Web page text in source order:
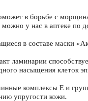
в борьбе с
у нас в аптеке по
в составе маски
ламинарии
насыщения клеток
комплексы Е и
упругости кожи.